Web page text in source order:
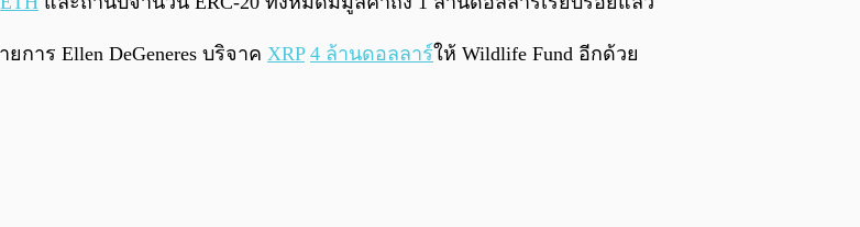
าร Ellen DeGeneres บริจาค XRP 4 ล้านดอลลาร์ให้ Wildlife Fund อีกด้วย